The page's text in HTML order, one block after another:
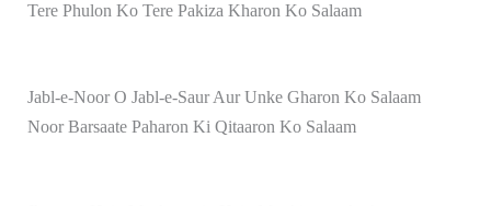
Tere Phulon Ko Tere Pakiza Kharon Ko Salaam
Jabl-e-Noor O Jabl-e-Saur Aur Unke Gharon Ko Salaam
Noor Barsaate Paharon Ki Qitaaron Ko Salaam